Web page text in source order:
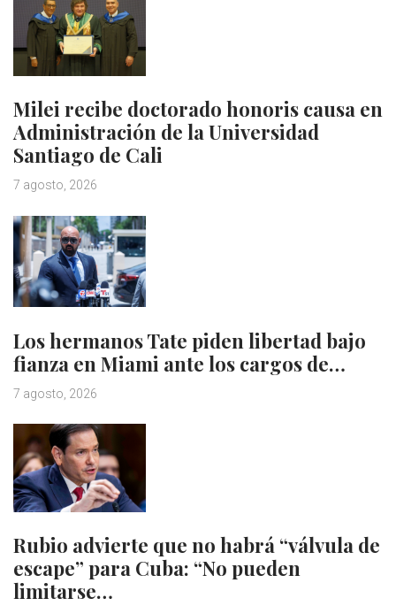
Milei recibe doctorado honoris causa en
Administración de la Universidad
Santiago de Cali
7 agosto, 2026
Los hermanos Tate piden libertad bajo
fianza en Miami ante los cargos de…
7 agosto, 2026
Rubio advierte que no habrá “válvula de
escape” para Cuba: “No pueden
limitarse…